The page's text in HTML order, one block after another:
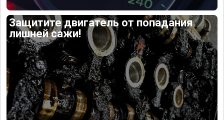
Защитите двигатель от попадания
лишней сажи!